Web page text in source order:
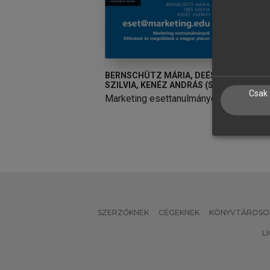
BERNSCHÜTZ MÁRIA, DEÉS
SZILVIA, KENÉZ ANDRÁS (SZERK.)
Marketing esettanulmányok
SZERZŐKNEK CÉGEKNEK
Csak